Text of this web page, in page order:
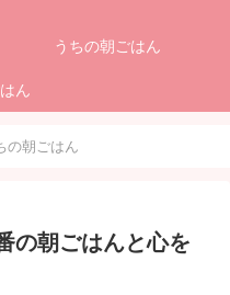
うちの朝ごはん
ん
の朝ごはん
の朝ごはんと心を